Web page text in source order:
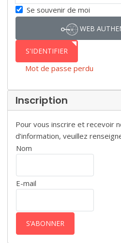
Se souvenir de moi
WEB
S'IDENTIFIER
Mot de passe perdu
Inscription
Pour vous inscrire et recevoir
d’information, veuillez
Nom
E-mail